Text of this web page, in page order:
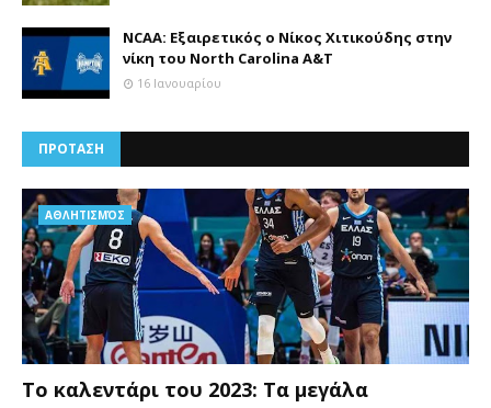
NCAA: Εξαιρετικός ο Νίκος Χιτικούδης στην
νίκη του North Carolina A&Τ
16 Ιανουαρίου
ΠΡΟΤΑΣΗ
AΘΛΗΤΙΣΜΌΣ
Το καλεντάρι του 2023: Τα μεγάλα